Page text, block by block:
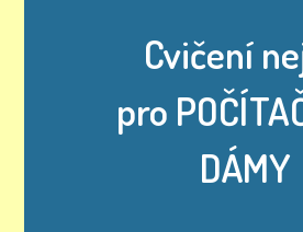
Cvičení
pro
DÁMY